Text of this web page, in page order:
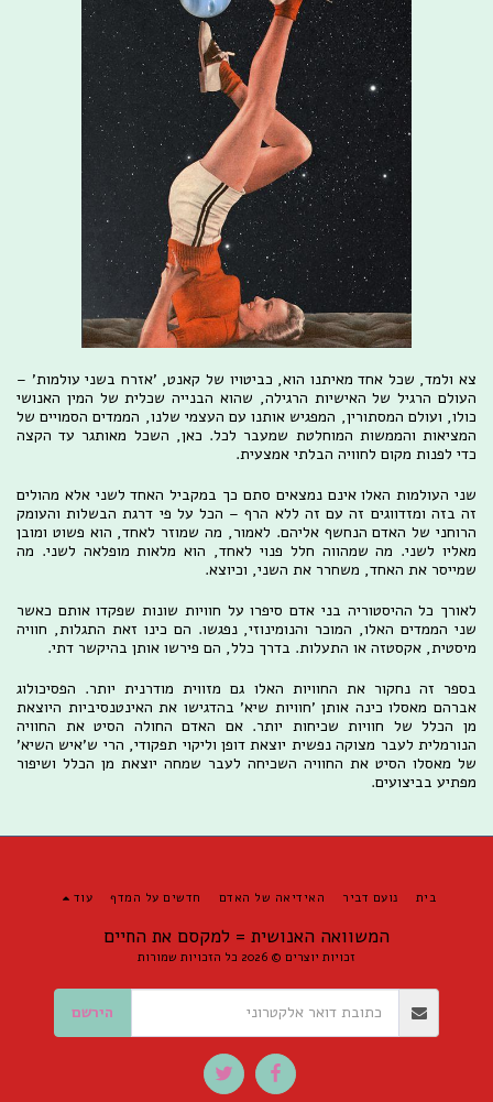
צא ולמד, שכל אחד מאיתנו הוא, כביטויו של קאנט, 'אזרח בשני עולמות' –
העולם הרגיל של האישיות הרגילה, שהוא הבנייה שכלית של המין האנושי
כולו, ועולם המסתורין, המפגיש אותנו עם העצמי שלנו, הממדים הסמויים של
המציאות והממשות המוחלטת שמעבר לכל. כאן, השכל מאותגר עד הקצה
כדי לפנות מקום לחוויה הבלתי אמצעית.
שני העולמות האלו אינם נמצאים סתם כך במקביל האחד לשני אלא מהולים
זה בזה ומזדווגים זה עם זה ללא הרף – הכל על פי דרגת הבשלות והעומק
הרוחני של האדם הנחשף אליהם. לאמור, מה שמוזר לאחד, הוא פשוט ומובן
מאליו לשני. מה שמהווה חלל פנוי לאחד, הוא מלאות מופלאה לשני. מה
שמייסר את האחד, משחרר את השני, וכיוצא.
לאורך כל ההיסטוריה בני אדם סיפרו על חוויות שונות שפקדו אותם כאשר
שני הממדים האלו, המוכר והנומינוזי, נפגשו. הם כינו זאת התגלות, חוויה
מיסטית, אקסטזה או התעלות. בדרך כלל, הם פירשו אותן בהיקשר דתי.
בספר זה נחקור את החוויות האלו גם מזווית מודרנית יותר. הפסיכולוג
אברהם מאסלו כינה אותן 'חוויות שיא' בהדגישו את האינטנסיביות היוצאת
מן הכלל של חוויות שכיחות יותר. אם האדם החולה הסיט את החוויה
הנורמלית לעבר מצוקה נפשית יוצאת דופן וליקוי תפקודי, הרי ש'איש השיא'
של מאסלו הסיט את החוויה השכיחה לעבר שמחה יוצאת מן הכלל ושיפור
מפתיע בביצועים.
המשוואה האנושית = למקסם את החיים
זכויות יוצרים © 2026 כל הזכויות שמורות
בית נועם דביר האידיאה של האדם חדשים על המדף עוד
הירשם